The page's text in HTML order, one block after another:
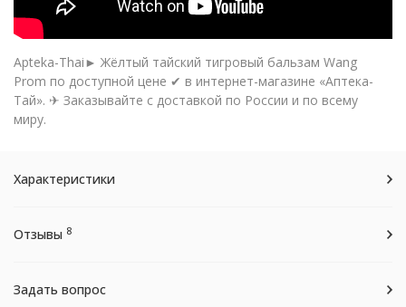
Apteka-Thai► Жёлтый тайский тигровый бальзам Wang
Prom по доступной цене ✔ в интернет-магазине «Аптека-
Тай». ✈ Заказывайте с доставкой по России и по всему
миру.
Характеристики
Отзывы 8
Задать вопрос